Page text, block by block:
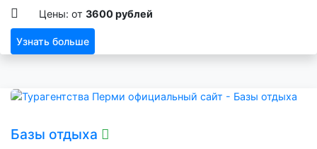
Цены: от 3600 рублей
Узнать больше
Базы отдыха